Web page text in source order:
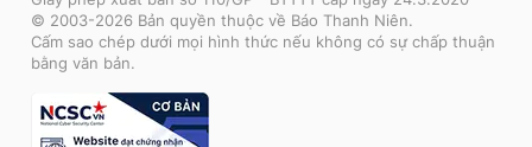
© 2003-2026 Bản quyền thuộc về Báo Thanh Niên.
Cấm sao chép dưới mọi hình thức nếu không có sự chấp thuận
bằng văn bản.